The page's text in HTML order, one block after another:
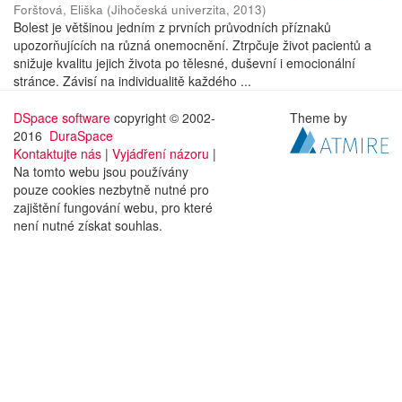
Forštová, Eliška (Jihočeská univerzita, 2013)
Bolest je většinou jedním z prvních průvodních příznaků
upozorňujících na různá onemocnění. Ztrpčuje život pacientů a
snižuje kvalitu jejich života po tělesné, duševní i emocionální
stránce. Závisí na individualitě každého ...
DSpace software copyright © 2002-
2016 DuraSpace
Kontaktujte nás | Vyjádření názoru |
Na tomto webu jsou používány
pouze cookies nezbytně nutné pro
zajištění fungování webu, pro které
není nutné získat souhlas.
Theme by